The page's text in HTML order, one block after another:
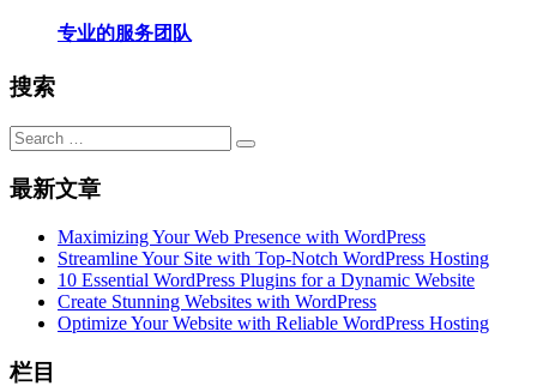
专业的服务团队
搜索
最新文章
Maximizing Your Web Presence with WordPress
Streamline Your Site with Top-Notch WordPress Hosting
10 Essential WordPress Plugins for a Dynamic Website
Create Stunning Websites with WordPress
Optimize Your Website with Reliable WordPress Hosting
栏目